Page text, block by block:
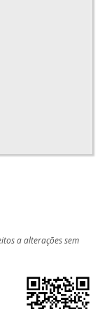
a alterações sem